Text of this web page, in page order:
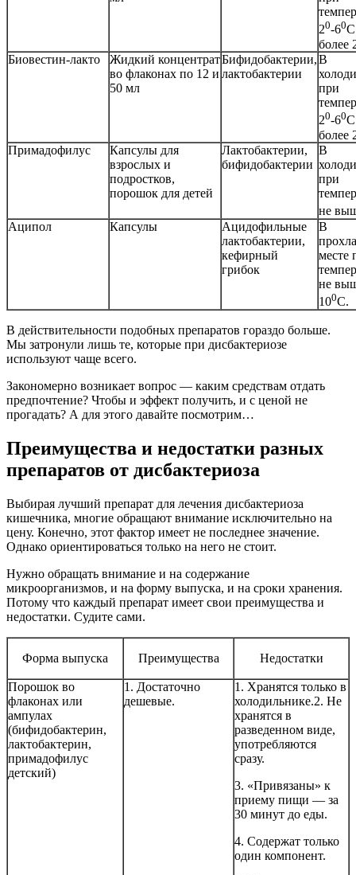
20-60С
более
Биовестин-лакто
Жидкий концентрат
во флаконах по 12 и
50 мл
Бифидобактерии,
лактобактерии
В
при
20-60С
более
Примадофилус
Капсулы для
взрослых и
подростков,
порошок для детей
Лактобактерии,
бифидобактерии
В
при
не
Аципол
Капсулы
Ацидофильные
лактобактерии,
кефирный
грибок
В
месте
не
100С.
В действительности подобных препаратов гораздо больше.
Мы затронули лишь те, которые при дисбактериозе
используют чаще всего.
Закономерно возникает вопрос — каким средствам отдать
предпочтение? Чтобы и эффект получить, и с ценой не
прогадать? А для этого давайте посмотрим…
Преимущества и недостатки разных
препаратов от дисбактериоза
Выбирая лучший препарат для лечения дисбактериоза
кишечника, многие обращают внимание исключительно на
цену. Конечно, этот фактор имеет не последнее значение.
Однако ориентироваться только на него не стоит.
Нужно обращать внимание и на содержание
микроорганизмов, и на форму выпуска, и на сроки хранения.
Потому что каждый препарат имеет свои преимущества и
недостатки. Судите сами.
Форма выпуска Преимущества Недостатки
Порошок во
флаконах или
ампулах
(бифидобактерин,
лактобактерин,
примадофилус
детский)
1. Достаточно
дешевые.
1. Хранятся только в
холодильнике.2. Не
хранятся в
разведенном виде,
употребляются
сразу.
3. «Привязаны» к
приему пищи — за
30 минут до еды.
4. Содержат только
один компонент.